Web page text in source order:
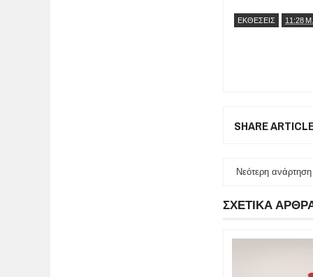
ΕΚΘΕΣΕΙΣ 11:28
SHARE
Νεότερη ανάρτηση
ΣΧΕΤΙΚΑ